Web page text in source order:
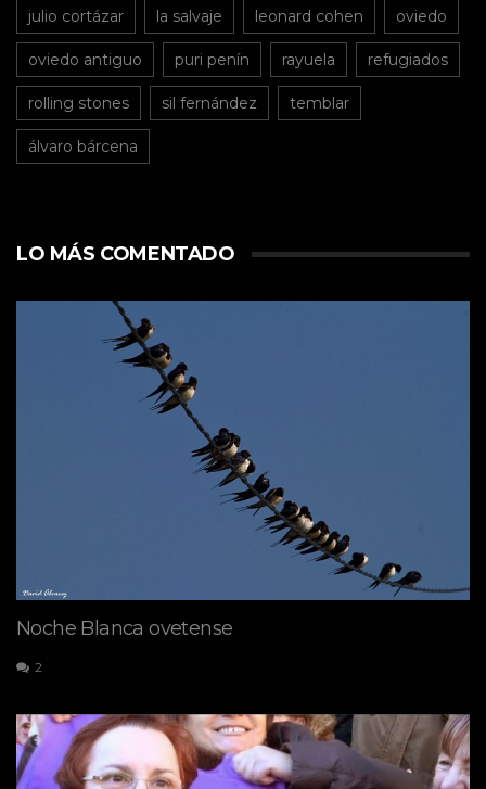
julio cortázar la salvaje leonard cohen oviedo
oviedo antiguo puri penín rayuela refugiados
rolling stones sil fernández temblar
álvaro bárcena
LO MÁS COMENTADO
Noche Blanca ovetense
2